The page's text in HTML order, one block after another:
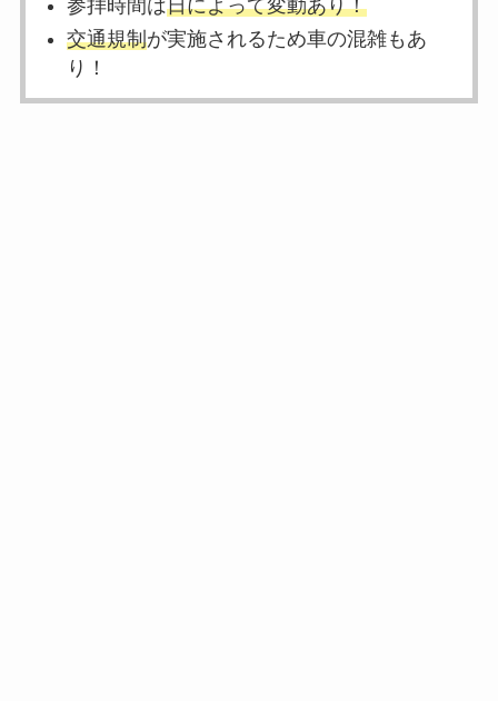
参拝時間は日によって変動あり！
交通規制が実施されるため車の混雑もあ
り！